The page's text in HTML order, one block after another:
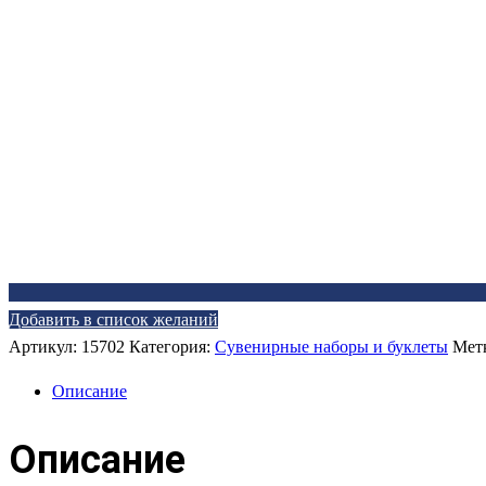
Добавить в список желаний
Артикул: 15702 Категория: Сувенирные наборы и буклеты
Описание
Описание